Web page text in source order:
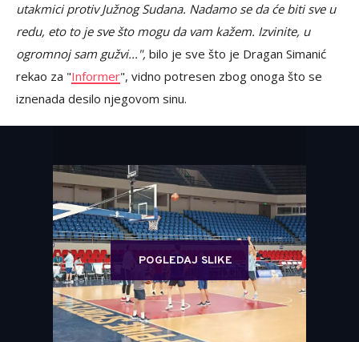
utakmici protiv Južnog Sudana. Nadamo se da će biti sve u
redu, eto to je sve što mogu da vam kažem. Izvinite, u
ogromnoj sam gužvi...", bilo je sve što je Dragan Simanić
rekao za "Informer", vidno potresen zbog onoga što se
iznenada desilo njegovom sinu.
POGLEDAJ SLIKE